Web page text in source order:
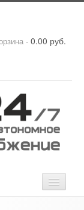
- 0.00 руб.